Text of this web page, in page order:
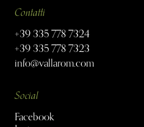
Contatti
+39 335 778 7324
+39 335 778 7323
info@vallarom.com
Social
Facebook